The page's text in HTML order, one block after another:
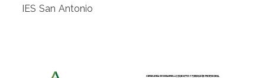
IES San Antonio